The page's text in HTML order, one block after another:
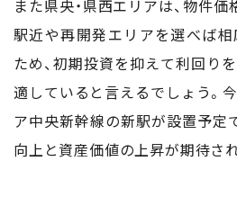
また県央・県西エリアは、物件価
駅近や再開発エリアを選べば
ため、初期投資を抑えて利回り
適していると言えるでしょう。
ア中央新幹線の新駅が設置予定
向上と資産価値の上昇が期待さ